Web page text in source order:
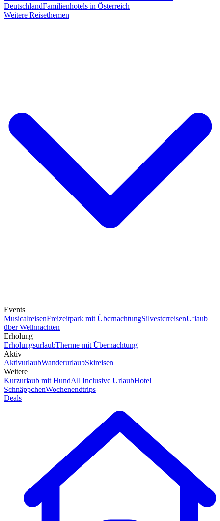
DeutschlandFamilienhotels in Österreich
Weitere Reisethemen
Events
MusicalreisenFreizeitpark mit ÜbernachtungSilvesterreisenUrlaub
über Weihnachten
Erholung
ErholungsurlaubTherme mit Übernachtung
Aktiv
AktivurlaubWanderurlaubSkireisen
Weitere
Kurzurlaub mit HundAll Inclusive UrlaubHotel
SchnäppchenWochenendtrips
Deals